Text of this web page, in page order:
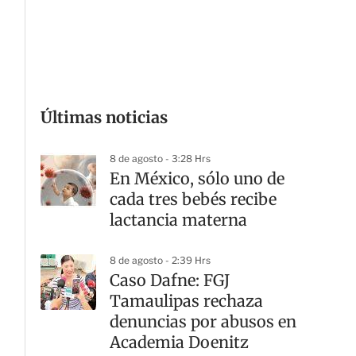
Últimas noticias
8 de agosto - 3:28 Hrs
En México, sólo uno de
cada tres bebés recibe
lactancia materna
8 de agosto - 2:39 Hrs
Caso Dafne: FGJ
Tamaulipas rechaza
denuncias por abusos en
Academia Doenitz